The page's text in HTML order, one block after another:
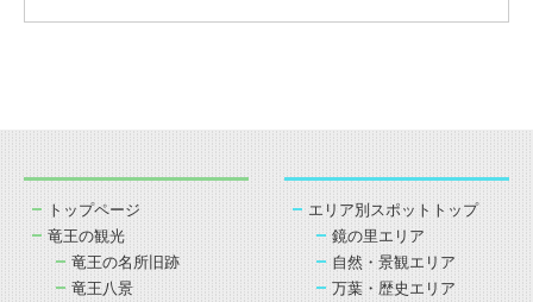
トップページ
竜王の観光
竜王の名所旧跡
竜王八景
エリア別スポットトップ
鏡の里エリア
自然・景観エリア
万葉・歴史エリア